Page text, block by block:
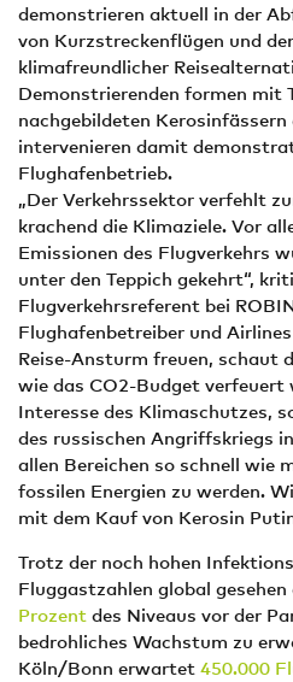
demonstrieren aktuell in der
von Kurzstreckenflügen und
klimafreundlicher
Demonstrierenden formen mit
nachgebildeten
intervenieren damit
Flughafenbetrieb.
„Der Verkehrssektor verfehlt
krachend die Klimaziele. Vor
Emissionen des Flugverkehrs
unter den Teppich gekehrt“,
Flugverkehrsreferent bei
Flughafenbetreiber und
Reise-Ansturm freuen, schaut
wie das CO2-Budget verfeuert
Interesse des Klimaschutzes,
des russischen Angriffskriegs
allen Bereichen so schnell wie
fossilen Energien zu werden.
mit dem Kauf von Kerosin
Trotz der noch hohen
Fluggastzahlen global gesehen
Prozent des Niveaus vor der
bedrohliches Wachstum zu
Köln/Bonn erwartet 450.000